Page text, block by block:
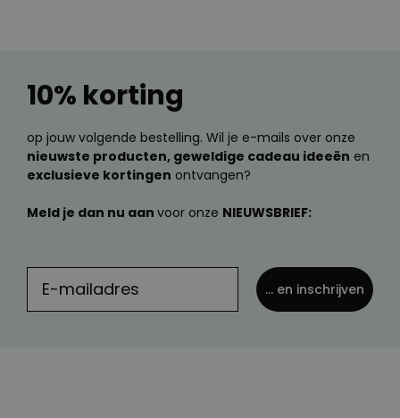
10% korting
op jouw volgende bestelling. Wil je e-mails over onze
nieuwste producten, geweldige cadeau ideeën en
exclusieve kortingen ontvangen?
Meld je dan nu aan voor onze NIEUWSBRIEF:
... en inschrijven